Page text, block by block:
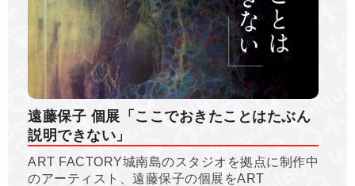
遠藤保子 個展「ここでおきたことはたぶん
説明できない」
ART FACTORY城南島のスタジオを拠点に制作中
のアーティスト、遠藤保子の個展をART